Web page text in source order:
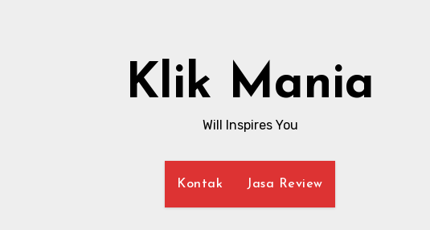
Klik Mania
Will Inspires You
Kontak Jasa Review